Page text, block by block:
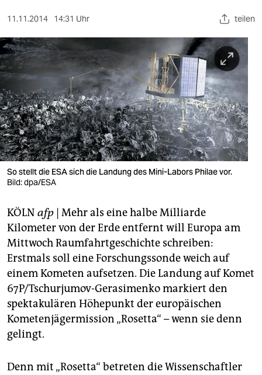
kultur
sport
berlin
nord
wahrheit
verlag
verlag
shop
fragen & hilfe
unterstützen
abo
genossenschaft
epaper login
11.11.2014 14:31 Uhr teilen
So stellt die ESA sich die Landung des Mini-Labors Philae vor.
Bild: dpa/ESA
KÖLN afp | Mehr als eine halbe Milliarde
Kilometer von der Erde entfernt will Europa am
Mittwoch Raumfahrtgeschichte schreiben:
Erstmals soll eine Forschungssonde weich auf
einem Kometen aufsetzen. Die Landung auf Komet
67P/Tschurjumov-Gerasimenko markiert den
spektakulären Höhepunkt der europäischen
Kometenjägermission „Rosetta“ – wenn sie denn
gelingt.
Denn mit „Rosetta“ betreten die Wissenschaftler